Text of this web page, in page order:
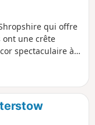
qui offre
ont une crête
spectaculaire à